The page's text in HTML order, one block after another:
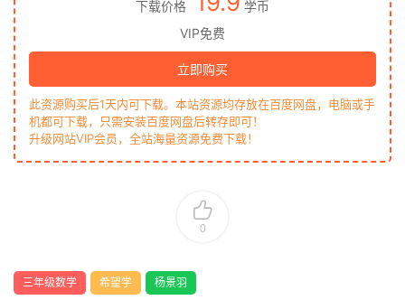
下载价格
学币
VIP免费
立即购买
此资源购买后1天内可下载。本站资源均存放在百度网盘，电脑或手
机都可下载，只需安装百度网盘后转存即可！
升级网站VIP会员，全站海量资源免费下载！
0
三年级数学 希望学 杨景羽